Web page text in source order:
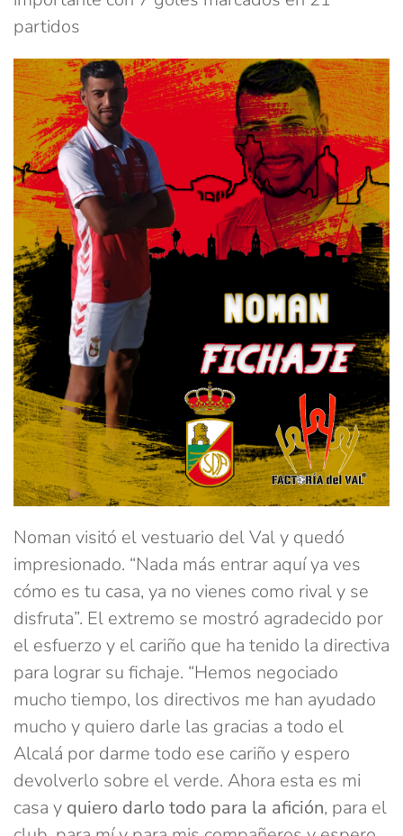
partidos
Noman visitó el vestuario del Val y quedó
impresionado. “Nada más entrar aquí ya ves
cómo es tu casa, ya no vienes como rival y se
disfruta”. El extremo se mostró agradecido por
el esfuerzo y el cariño que ha tenido la directiva
para lograr su fichaje. “Hemos negociado
mucho tiempo, los directivos me han ayudado
mucho y quiero darle las gracias a todo el
Alcalá por darme todo ese cariño y espero
devolverlo sobre el verde. Ahora esta es mi
casa y quiero darlo todo para la afición, para el